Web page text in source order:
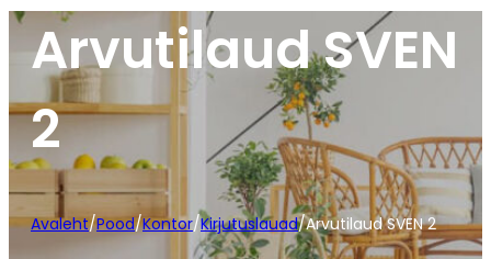
Arvutilaud SVEN
2
Avaleht/Pood/Kontor/Kirjutuslauad/Arvutilaud SVEN 2